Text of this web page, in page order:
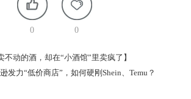
0 0
不动的酒，却在“小酒馆”里卖疯了】
发力“低价商店”，如何硬刚Shein、Temu？